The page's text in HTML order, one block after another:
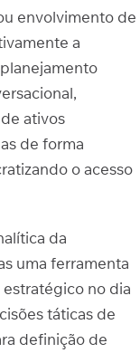
envolvimento de
a
ativos
de forma
o acesso
da
uma ferramenta
no dia
táticas de
definição de